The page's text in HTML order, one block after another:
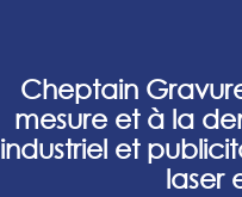
Cheptain
mesure et à la
industriel et
laser